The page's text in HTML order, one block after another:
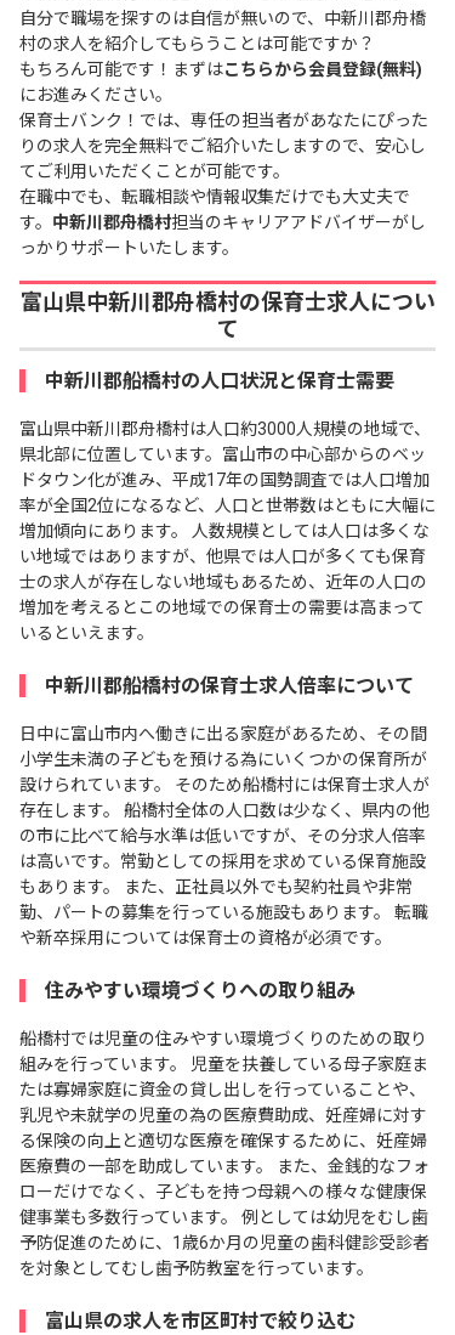
自分で職場を探すのは自信が無いので、中新川郡舟橋
村の求人を紹介してもらうことは可能ですか？
もちろん可能です！まずはこちらから会員登録(無料)
にお進みください。
保育士バンク！では、専任の担当者があなたにぴった
りの求人を完全無料でご紹介いたしますので、安心し
てご利用いただくことが可能です。
在職中でも、転職相談や情報収集だけでも大丈夫で
す。 中新川郡舟橋村担当のキャリアアドバイザーがし
っかりサポートいたします。
富山県中新川郡舟橋村の保育士求人につい
て
中新川郡船橋村の人口状況と保育士需要
富山県中新川郡舟橋村は人口約3000人規模の地域で、
県北部に位置しています。富山市の中心部からのベッ
ドタウン化が進み、平成17年の国勢調査では人口増加
率が全国2位になるなど、人口と世帯数はともに大幅に
増加傾向にあります。 人数規模としては人口は多くな
い地域ではありますが、他県では人口が多くても保育
士の求人が存在しない地域もあるため、近年の人口の
増加を考えるとこの地域での保育士の需要は高まって
いるといえます。
中新川郡船橋村の保育士求人倍率について
日中に富山市内へ働きに出る家庭があるため、その間
小学生未満の子どもを預ける為にいくつかの保育所が
設けられています。 そのため船橋村には保育士求人が
存在します。 船橋村全体の人口数は少なく、県内の他
の市に比べて給与水準は低いですが、その分求人倍率
は高いです。常勤としての採用を求めている保育施設
もあります。 また、正社員以外でも契約社員や非常
勤、パートの募集を行っている施設もあります。 転職
や新卒採用については保育士の資格が必須です。
住みやすい環境づくりへの取り組み
船橋村では児童の住みやすい環境づくりのための取り
組みを行っています。 児童を扶養している母子家庭ま
たは寡婦家庭に資金の貸し出しを行っていることや、
乳児や未就学の児童の為の医療費助成、妊産婦に対す
る保険の向上と適切な医療を確保するために、妊産婦
医療費の一部を助成しています。 また、金銭的なフォ
ローだけでなく、子どもを持つ母親への様々な健康保
健事業も多数行っています。 例としては幼児をむし歯
予防促進のために、1歳6か月の児童の歯科健診受診者
を対象としてむし歯予防教室を行っています。
富山県の求人を市区町村で絞り込む